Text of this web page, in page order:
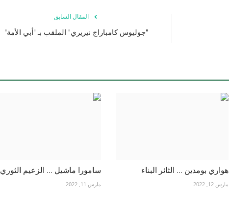
المقال السابق
"جوليوس كامباراج نيريري" الملقب بـ "أبي الأمة"
هواري بومدين ... الثائر البناء
مارس 12, 2022
سامورا ماشيل ... الزعيم الثوري
مارس 11, 2022